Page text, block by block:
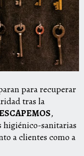
para recuperar
tras la
,
higiénico-sanitarias
a clientes como a